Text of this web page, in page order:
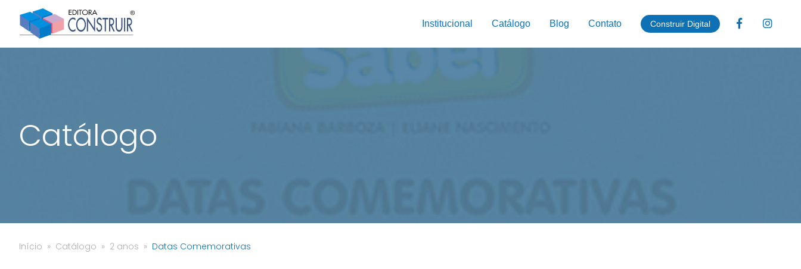
Institucional Catálogo Blog Contato Construir Digital
Catálogo
Início Catálogo 2 anos Datas Comemorativas